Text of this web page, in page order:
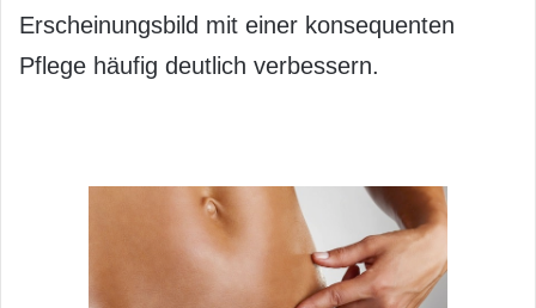
Erscheinungsbild mit einer konsequenten
Pflege häufig deutlich verbessern.